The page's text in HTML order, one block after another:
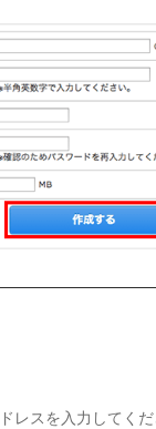
レスを入力してくだ